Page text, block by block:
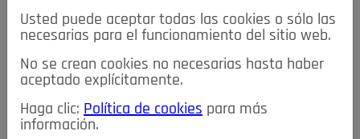
≡NOTICIAS
NOTICIAS SERVICIOS DE INTERÉS
TABLÓN DE ANUNCIOS MIS ANUNCIOS CONTACTO
NOSOTROS
Usted puede aceptar todas las cookies o sólo las
necesarias para el funcionamiento del sitio web.
No se crean cookies no necesarias hasta haber
aceptado explícitamente.
Haga clic: Política de cookies para más
información.